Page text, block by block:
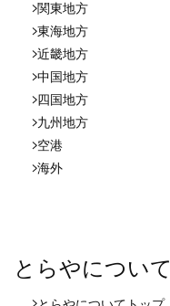
関東地方
東海地方
近畿地方
中国地方
四国地方
九州地方
空港
海外
とらやについて